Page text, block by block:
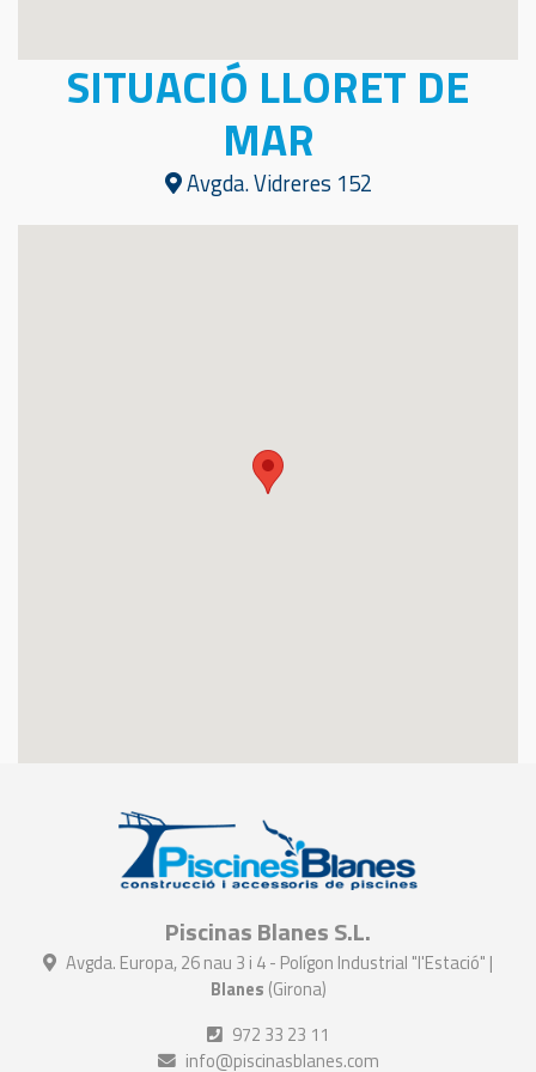
SITUACIÓ LLORET DE
MAR
Avgda. Vidreres 152
Piscinas Blanes S.L.
Avgda. Europa, 26 nau 3 i 4 - Polígon Industrial "l'Estació" |
Blanes (Girona)
972 33 23 11
info@piscinasblanes.com